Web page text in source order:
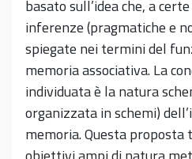
basato sull’idea che, a
inferenze (pragmatiche e
spiegate nei termini del
memoria associativa. La
individuata è la natura
organizzata in schemi)
memoria. Questa proposta